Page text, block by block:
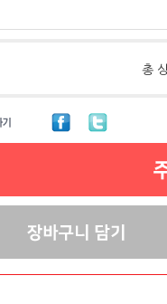
총